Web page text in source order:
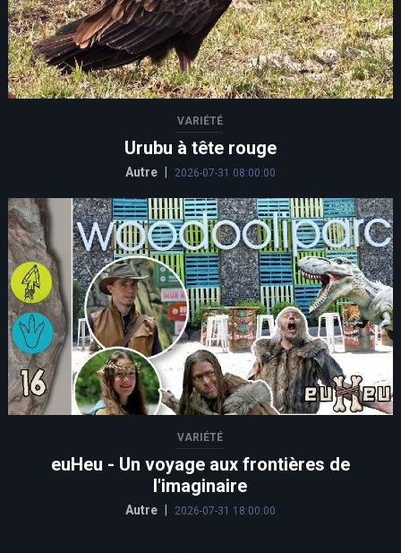
VARIÉTÉ
Urubu à tête rouge
Autre 2026-07-31 08:00:00
VARIÉTÉ
euHeu - Un voyage aux frontières de
l'imaginaire
Autre 2026-07-31 18:00:00